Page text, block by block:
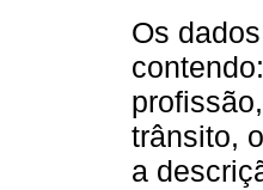
Os
trânsito,
a